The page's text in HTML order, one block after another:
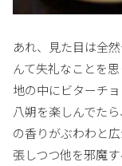
あれ、見た目は全
んて失礼なことを
地の中にビターチョ
八朔を楽しんでた
の香りがぶわわと
張しつつ他を邪魔